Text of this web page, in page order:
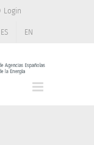
Login
ES EN